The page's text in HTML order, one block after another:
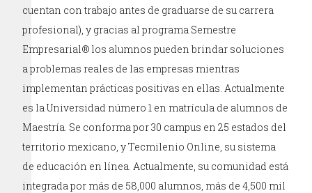
cuentan con trabajo antes de graduarse de su carrera
profesional), y gracias al programa Semestre
Empresarial® los alumnos pueden brindar soluciones
a problemas reales de las empresas mientras
implementan prácticas positivas en ellas. Actualmente
es la Universidad número 1 en matrícula de alumnos de
Maestría. Se conforma por 30 campus en 25 estados del
territorio mexicano, y Tecmilenio Online, su sistema
de educación en línea. Actualmente, su comunidad está
integrada por más de 58,000 alumnos, más de 4,500 mil